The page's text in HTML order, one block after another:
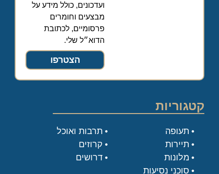
ועדכונים, כולל מידע על
מבצעים וחומרים
פרסומיים, לכתובת
הדוא״ל שלי.
הצטרפו
קטגוריות
תעופה
תיירות
מלונות
סוכני נסיעות
תרבות ואוכל
קרוזים
דרושים